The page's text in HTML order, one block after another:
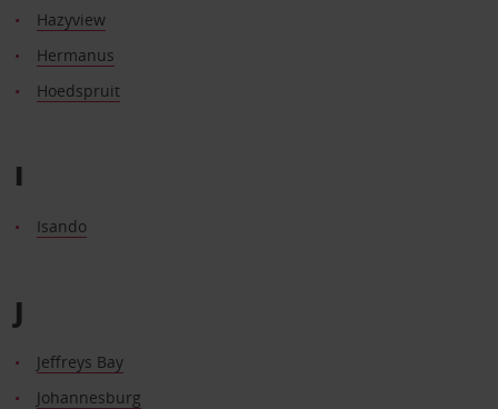
Hazyview
Hermanus
Hoedspruit
I
Isando
J
Jeffreys Bay
Johannesburg